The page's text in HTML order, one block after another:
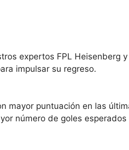
expertos FPL Heisenberg y
impulsar su regreso.
mayor puntuación en las
número de goles esperados